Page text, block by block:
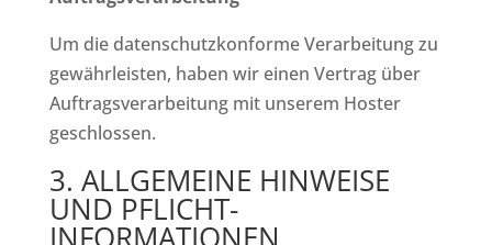
Um die datenschutzkonforme Verarbeitung zu
gewährleisten, haben wir einen Vertrag über
Auftragsverarbeitung mit unserem Hoster
geschlossen.
3. ALLGEMEINE HINWEISE
UND PFLICHT­